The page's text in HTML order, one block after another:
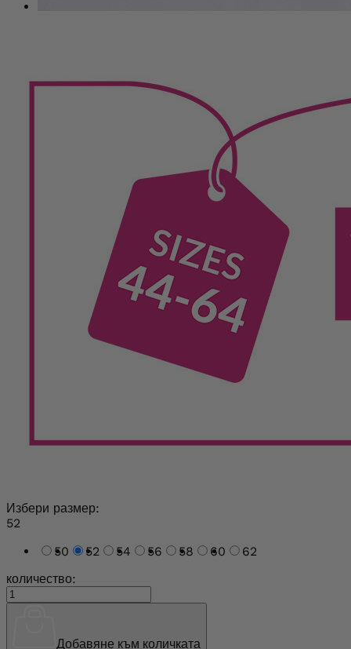
Избери размер:
52
50
52 54 56 58 60
62
количество:
Добавяне към количката